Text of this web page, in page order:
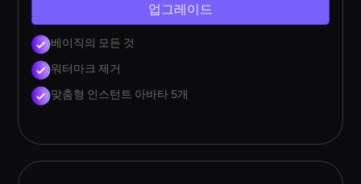
업그레이드
베이직의 모든 것
워터마크 제거
맞춤형 인스턴트 아바타 5개